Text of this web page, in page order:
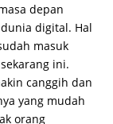
depan
digital. Hal
masuk
ini.
canggih dan
yang mudah
orang